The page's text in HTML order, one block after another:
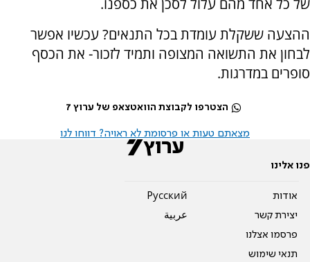
של כל אחד מהם עלול לסכן את כספנו.
ההצעה ששקלת עומדת בכל התנאים? עכשיו אפשר
לבחון את התשואה המצופה ותמיד לזכור- את הכסף
סופרים במדרגות.
הצטרפו לקבוצת הוואטצאפ של ערוץ 7
מצאתם טעות או פרסומת לא ראויה? דווחו לנו
פנו אלינו
אודות
יצירת קשר
פרסמו אצלנו
תנאי שימוש
Pусский
عربية